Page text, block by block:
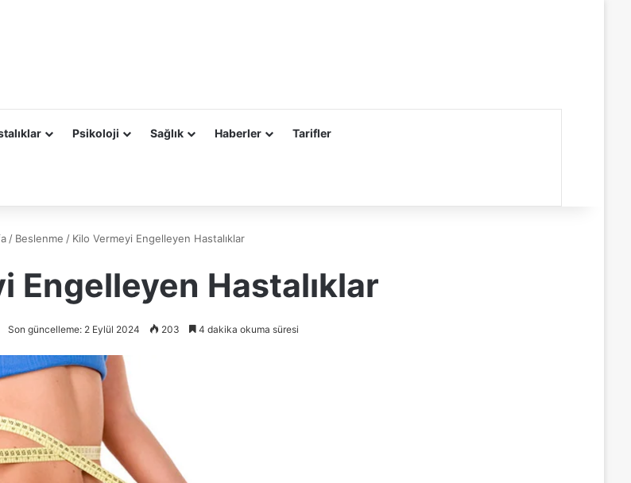
Psikoloji Sağlık Haberler Tarifler
/ Beslenme / Kilo Vermeyi Engelleyen Hastalıklar
Engelleyen Hastalıklar
Son güncelleme: 2 Eylül 2024 203 4 dakika okuma süresi